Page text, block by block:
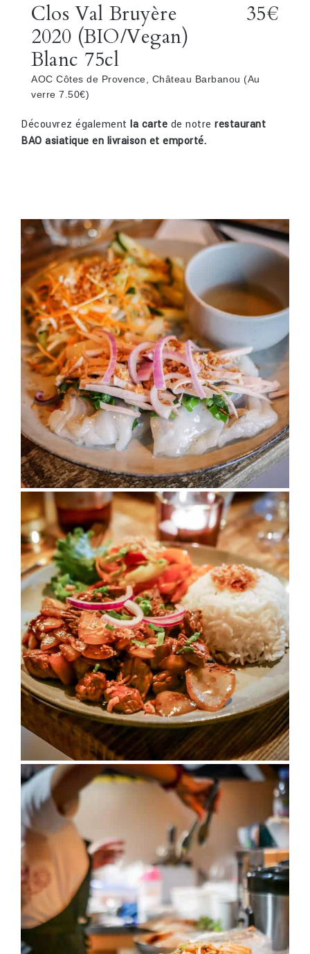
Clos Val Bruyère
2020 (BIO/Vegan)
Blanc 75cl
35€
AOC Côtes de Provence, Château Barbanou (Au
verre 7.50€)
Découvrez également la carte de notre restaurant
BAO asiatique en livraison et emporté.